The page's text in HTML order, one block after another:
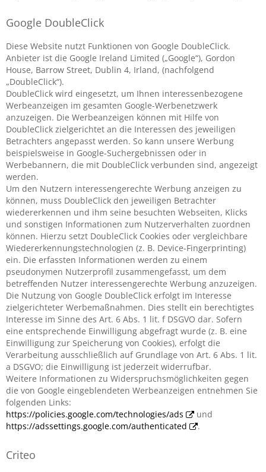
Google DoubleClick
Diese Website nutzt Funktionen von Google DoubleClick.
Anbieter ist die Google Ireland Limited („Google“), Gordon
House, Barrow Street, Dublin 4, Irland, (nachfolgend
„DoubleClick“).
DoubleClick wird eingesetzt, um Ihnen interessenbezogene
Werbeanzeigen im gesamten Google-Werbenetzwerk
anzuzeigen. Die Werbeanzeigen können mit Hilfe von
DoubleClick zielgerichtet an die Interessen des jeweiligen
Betrachters angepasst werden. So kann unsere Werbung
beispielsweise in Google-Suchergebnissen oder in
Werbebannern, die mit DoubleClick verbunden sind, angezeigt
werden.
Um den Nutzern interessengerechte Werbung anzeigen zu
können, muss DoubleClick den jeweiligen Betrachter
wiedererkennen und ihm seine besuchten Webseiten, Klicks
und sonstigen Informationen zum Nutzerverhalten zuordnen
können. Hierzu setzt DoubleClick Cookies oder vergleichbare
Wiedererkennungstechnologien (z. B. Device-Fingerprinting)
ein. Die erfassten Informationen werden zu einem
pseudonymen Nutzerprofil zusammengefasst, um dem
betreffenden Nutzer interessengerechte Werbung anzuzeigen.
Die Nutzung von Google DoubleClick erfolgt im Interesse
zielgerichteter Werbemaßnahmen. Dies stellt ein berechtigtes
Interesse im Sinne des Art. 6 Abs. 1 lit. f DSGVO dar. Sofern
eine entsprechende Einwilligung abgefragt wurde (z. B. eine
Einwilligung zur Speicherung von Cookies), erfolgt die
Verarbeitung ausschließlich auf Grundlage von Art. 6 Abs. 1 lit.
a DSGVO; die Einwilligung ist jederzeit widerrufbar.
Weitere Informationen zu Widerspruchsmöglichkeiten gegen
die von Google eingeblendeten Werbeanzeigen entnehmen Sie
folgenden Links:
https://policies.google.com/technologies/ads
und
https://adssettings.google.com/authenticated
.
Criteo